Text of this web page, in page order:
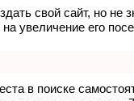
свой сайт, но не
увеличение его
в поиске